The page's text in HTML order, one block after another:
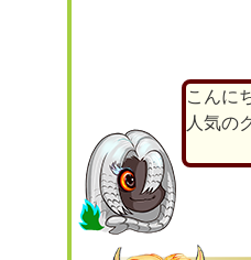
こんに
人気の